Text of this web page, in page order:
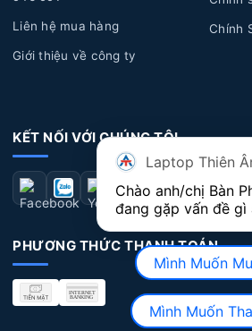
chảy vào bàn phím, gây hỏng và
cách.
thể xuất hiện sau một thời gian sử
vấn đề về bàn phím như: chạm
tróc nút phím.
Dấu hiệu nhận biết Bàn
hư hỏng
Bàn phím không hoạt động:
nhận diện hoặc không hoạt động
Điều này có thể xuất hiện ở một
Liên hệ mua hàng
Giới thiệu về công ty
Chính
KẾT NỐI VỚI CHÚNG TÔI
PHƯƠNG THỨC THANH TOÁN
Laptop Thiên
Chào anh/chị Bàn
đang gặp vấn đề gì
Mình Muốn
Mình Muốn